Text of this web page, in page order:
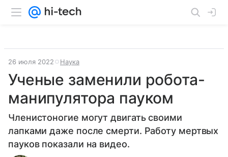
26 июля 2022 Наука
Ученые заменили робота-
манипулятора пауком
Членистоногие могут двигать своими
лапками даже после смерти. Работу мертвых
пауков показали на видео.